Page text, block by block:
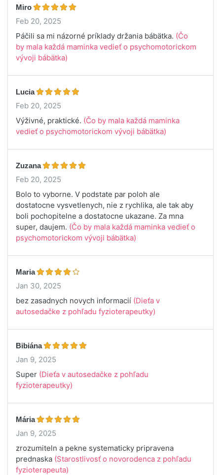
Miro
Feb 20, 2025
Páčili sa mi názorné príklady držania bábätka. (Čo
by mala každá maminka vedieť o psychomotorickom
vývoji bábätka)
Lucia
Feb 20, 2025
Výživné, praktické. (Čo by mala každá maminka
vedieť o psychomotorickom vývoji bábätka)
Zuzana
Feb 20, 2025
Bolo to vyborne. V podstate par poloh ale
dostatocne vysvetlenych, nie z rychlika, ale tak aby
boli pochopitelne a dostatocne ukazane. Za mna
super, daujem. (Čo by mala každá maminka vedieť o
psychomotorickom vývoji bábätka)
Maria
Jan 30, 2025
bez zasadnych novych informacií (Dieťa v
autosedačke z pohľadu fyzioterapeutky)
Bibiána
Jan 9, 2025
Super (Dieťa v autosedačke z pohľadu
fyzioterapeutky)
Mária
Jan 9, 2025
zrozumiteln a pekne systematicky pripravena
prednaska (Starostlivosť o novorodenca z pohľadu
fyzioterapeuta)